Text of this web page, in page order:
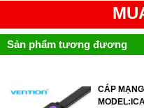
Sản phẩm tương đương
CÁP